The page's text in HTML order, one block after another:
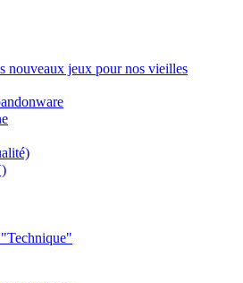
jeux pour nos vieilles